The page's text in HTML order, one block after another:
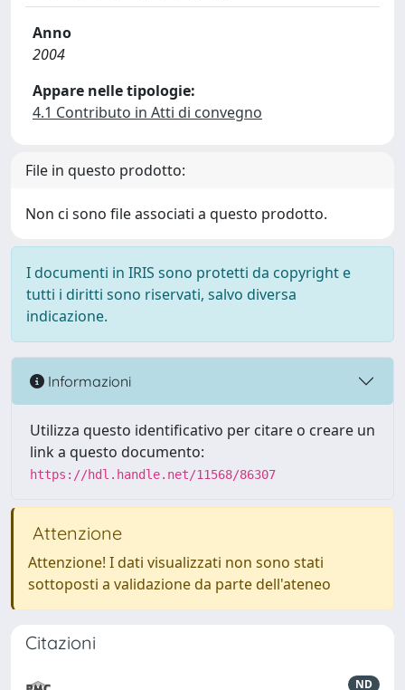
Anno
2004
Appare nelle tipologie:
4.1 Contributo in Atti di convegno
File in questo prodotto:
Non ci sono file associati a questo prodotto.
I documenti in IRIS sono protetti da copyright e
tutti i diritti sono riservati, salvo diversa
indicazione.
Informazioni
Utilizza questo identificativo per citare o creare un
link a questo documento:
https://hdl.handle.net/11568/86307
Attenzione
Attenzione! I dati visualizzati non sono stati
sottoposti a validazione da parte dell'ateneo
Citazioni
ND